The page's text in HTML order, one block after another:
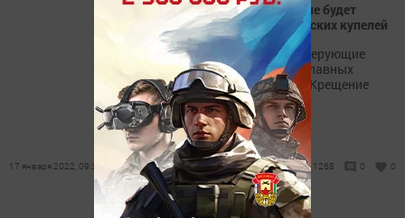
В Новошешминском районе будет
оборудовано семь крещенских купелей
19 января православные верующие
отмечают один из самых главных
христианских праздников-Крещение
Господне.
17 января 2022, 09:35 1268 0 0